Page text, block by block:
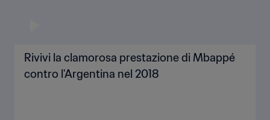
Rivivi la clamorosa prestazione di Mbappé
contro l'Argentina nel 2018